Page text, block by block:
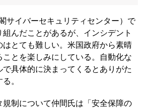
サイバーセキュリティセンター）で
んだことがあるが、インシデント
とても難しい。米国政府から素晴
ことを楽しみにしている。自動化な
で具体的に決まってくるとありがた
。
制について仲間氏は「安全保障の